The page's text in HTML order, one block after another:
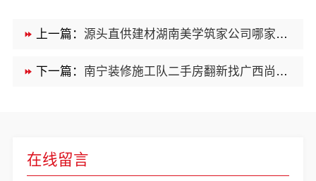
上一篇： 源头直供建材湖南美学筑家公司哪家专业口碑好
下一篇： 南宁装修施工队二手房翻新找广西尚材居建材
在线留言